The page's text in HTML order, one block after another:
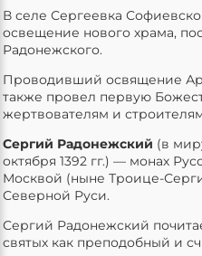
В селе Сергеевка
освещение нового храма,
Радонежского.
Проводивший освящение
также провел первую
жертвователям и
Сергий Радонежский (в
октября 1392 гг.) — монах
Москвой (ныне Троице-
Северной Руси.
Сергий Радонежский
святых как преподобный и